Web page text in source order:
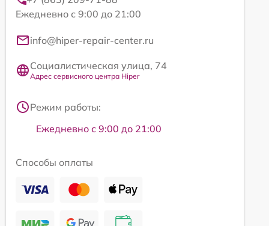
Ежедневно с 9:00 до 21:00
info@hiper-repair-center.ru
Социалистическая улица, 74
Адрес сервисного центра Hiper
Режим работы:
Ежедневно с 9:00 до 21:00
Способы оплаты